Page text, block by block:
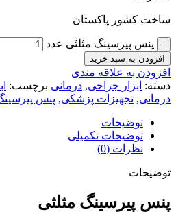
ساخت کشور پاکستان
پنس پیرسینگ مثلثی عدد
افزودن به سبد خرید
افزودن به علاقه مندی
دسته: ابزار جراحی, درمانی برچسب:
درمانی, تجهیزات پزشکی, پنس
توضیحات
توضیحات تکمیلی
نظرات (0)
توضیحات
پنس پیرسینگ مثلثی